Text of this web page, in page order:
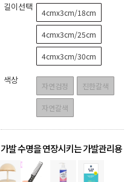
길이선택
4cmx3cm/18cm
4cmx3cm/25cm
4cmx3cm/30cm
색상
자연검정 진한갈색
자연갈색
가발 수명을 연장시키는 가발관리용
품!